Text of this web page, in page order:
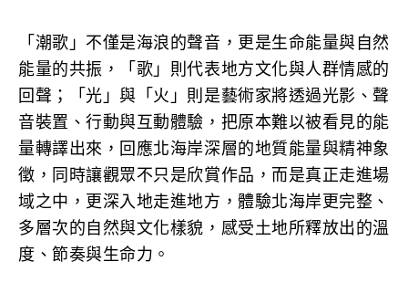
「潮歌」不僅是海浪的聲音，更是生命能量與自然
能量的共振，「歌」則代表地方文化與人群情感的
回聲；「光」與「火」則是藝術家將透過光影、聲
音裝置、行動與互動體驗，把原本難以被看見的能
量轉譯出來，回應北海岸深層的地質能量與精神象
徵，同時讓觀眾不只是欣賞作品，而是真正走進場
域之中，更深入地走進地方，體驗北海岸更完整、
多層次的自然與文化樣貌，感受土地所釋放出的溫
度、節奏與生命力。